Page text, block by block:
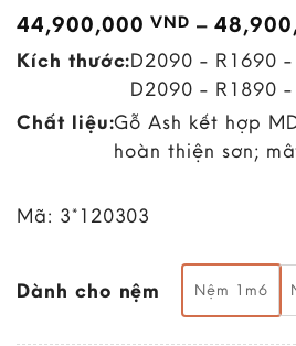
44,900,000VND –
Kích thước:D2090 - R1690
D2090 - R1890 -
Chất liệu:Gỗ Ash kết hợp
hoàn thiện sơn;
Mã: 3*120303
Dành cho nệm Nệm 1m6